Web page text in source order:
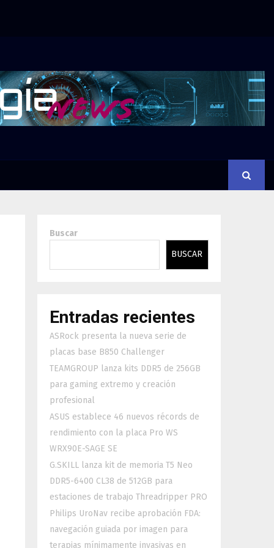
Buscar
BUSCAR
Entradas recientes
ASRock presenta la nueva serie de
placas base B850 Challenger
TEAMGROUP lanza kits DDR5 de 256GB
para gaming extremo y creación
profesional
ASUS establece 46 nuevos récords de
rendimiento con la placa Pro WS
WRX90E-SAGE SE
G.SKILL lanza kit de memoria T5 Neo
DDR5-6400 CL38 de 512GB para
estaciones de trabajo Threadripper PRO
Philips UroNav recibe aprobación FDA:
navegación guiada por imagen para
terapias mínimamente invasivas en